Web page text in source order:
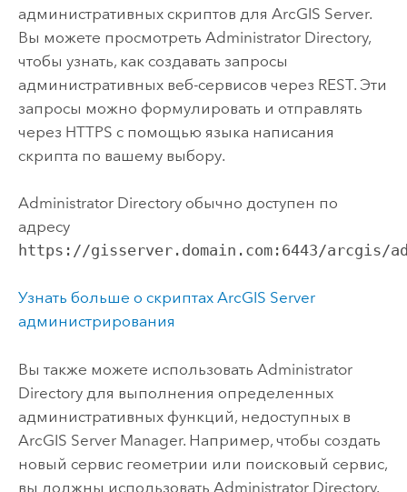
административных скриптов для ArcGIS Server.
Вы можете просмотреть Administrator Directory,
чтобы узнать, как создавать запросы
административных веб-сервисов через REST. Эти
запросы можно формулировать и отправлять
через HTTPS с помощью языка написания
скрипта по вашему выбору.
Administrator Directory обычно доступен по
адресу
https://gisserver.domain.com:6443/arcgis/
Узнать больше о скриптах ArcGIS Server
администрирования
Вы также можете использовать Administrator
Directory для выполнения определенных
административных функций, недоступных в
ArcGIS Server Manager. Например, чтобы создать
новый сервис геометрии или поисковый сервис,
вы должны использовать Administrator Directory.